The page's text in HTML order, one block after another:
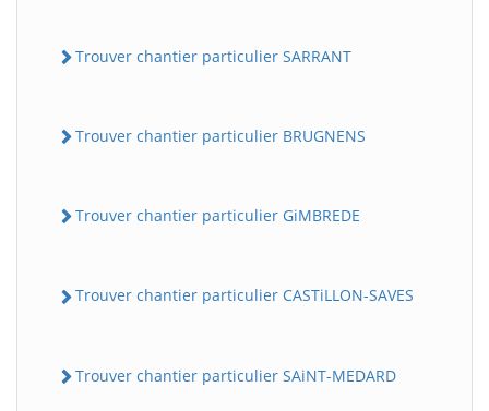
Trouver chantier particulier SARRANT
Trouver chantier particulier BRUGNENS
Trouver chantier particulier GiMBREDE
Trouver chantier particulier CASTiLLON-SAVES
Trouver chantier particulier SAiNT-MEDARD